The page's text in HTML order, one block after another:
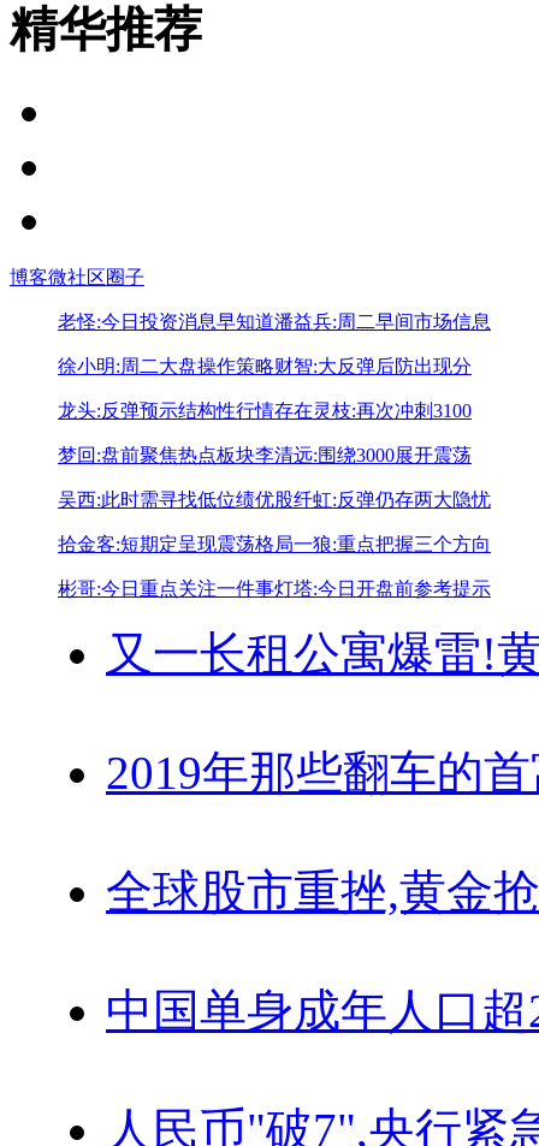
精华推荐
博客微社区圈子
老怪:今日投资消息早知道潘益兵:周二早间市场信息
徐小明:周二大盘操作策略财智:大反弹后防出现分
龙头:反弹预示结构性行情存在灵枝:再次冲刺3100
梦回:盘前聚焦热点板块李清远:围绕3000展开震荡
吴西:此时需寻找低位绩优股纤虹:反弹仍存两大隐忧
拾金客:短期定呈现震荡格局一狼:重点把握三个方向
彬哥:今日重点关注一件事灯塔:今日开盘前参考提示
又一长租公寓爆雷!
2019年那些翻车的
全球股市重挫,黄金
中国单身成年人口超
人民币"破7",央行紧